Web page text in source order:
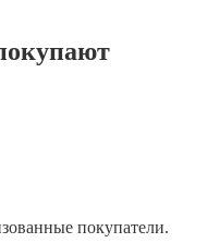
покупатели.